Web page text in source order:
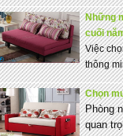
Những
cuối
Việc
thông
Chọn
Phòng
quan